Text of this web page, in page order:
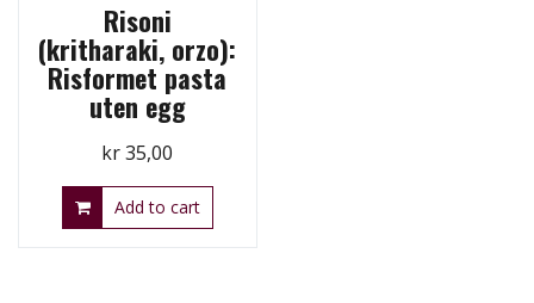
Risoni
(kritharaki, orzo):
Risformet pasta
uten egg
kr35,00
Add to cart